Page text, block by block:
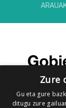
Zure
Gu eta gure
ditugu zure